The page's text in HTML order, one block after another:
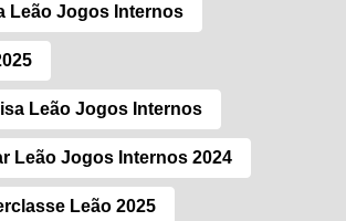
Leão Jogos Internos
Leão Jogos Internos
Leão Jogos Internos 2024
Leão 2025